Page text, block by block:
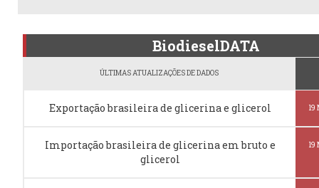
BiodieselDATA
ÚLTIMAS ATUALIZAÇÕES DE DADOS
Exportação brasileira de glicerina e glicerol 19
Importação brasileira de glicerina em bruto e
glicerol
19